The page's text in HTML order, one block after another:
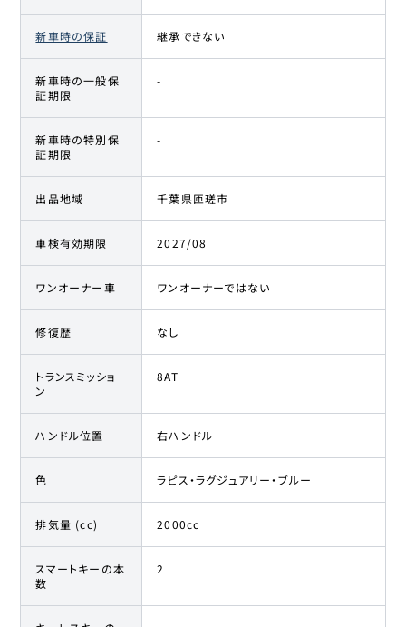
新車時の保証 継承できない
新車時の一般保
証期限
-
新車時の特別保
証期限
-
出品地域 千葉県匝瑳市
車検有効期限 2027/08
ワンオーナー車 ワンオーナーではない
修復歴 なし
トランスミッショ
ン
8AT
ハンドル位置 右ハンドル
色 ラピス・ラグジュアリー・ブルー
排気量 (cc) 2000cc
スマートキーの本
数
2